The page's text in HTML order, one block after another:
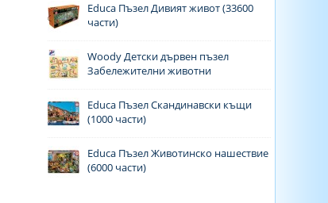
Educa Пъзел Дивият живот (33600
части)
Woody Детски дървен пъзел
Забележителни животни
Educa Пъзел Скандинавски къщи
(1000 части)
Educa Пъзел Животинско нашествие
(6000 части)